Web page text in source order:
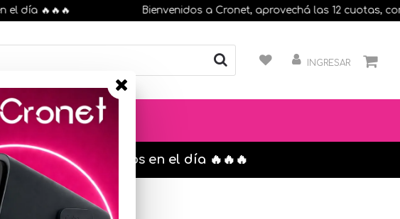
🔥🔥🔥 Bienvenidos a Cronet, aprovechá las 12 cuotas,
INGRESAR
de las 13 hrs. envíos en el día 🔥🔥🔥